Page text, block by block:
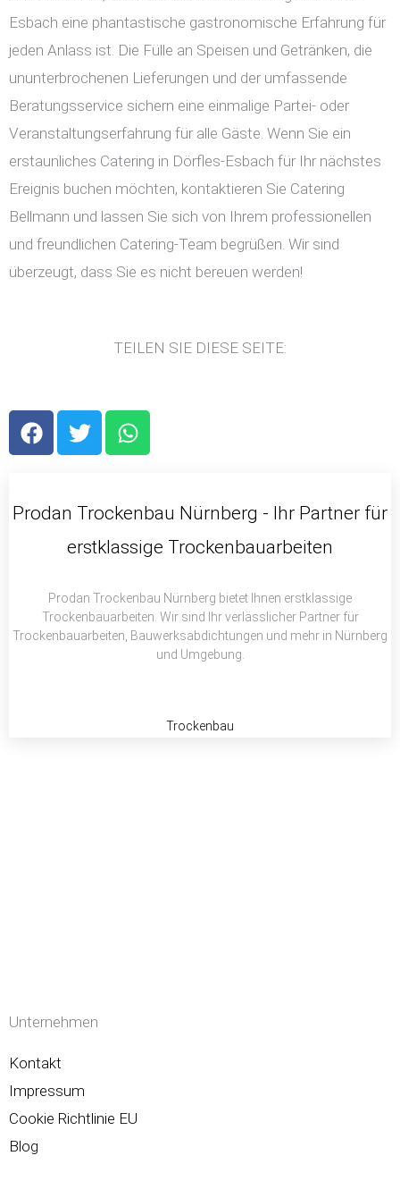
Esbach eine phantastische gastronomische Erfahrung für
jeden Anlass ist. Die Fülle an Speisen und Getränken, die
ununterbrochenen Lieferungen und der umfassende
Beratungsservice sichern eine einmalige Partei- oder
Veranstaltungserfahrung für alle Gäste. Wenn Sie ein
erstaunliches Catering in Dörfles-Esbach für Ihr nächstes
Ereignis buchen möchten, kontaktieren Sie Catering
Bellmann und lassen Sie sich von Ihrem professionellen
und freundlichen Catering-Team begrüßen. Wir sind
überzeugt, dass Sie es nicht bereuen werden!
TEILEN SIE DIESE SEITE:
F
a
b
T
w
t
r
W
h
s
p
Prodan Trockenbau Nürnberg - Ihr Partner für
erstklassige Trockenbauarbeiten
Prodan Trockenbau Nürnberg bietet Ihnen erstklassige
Trockenbauarbeiten. Wir sind Ihr verlässlicher Partner für
Trockenbauarbeiten, Bauwerksabdichtungen und mehr in Nürnberg
und Umgebung.
Trockenbau
Unternehmen
Kontakt
Impressum
Cookie Richtlinie EU
Blog